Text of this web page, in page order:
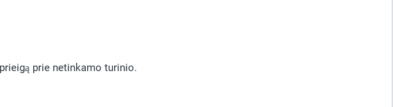
prie netinkamo turinio.